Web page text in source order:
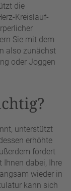
die
Kreislauf-
Sie mit dem
also zunächst
oder Joggen
unterstützt
erhöhte
fördert
Ihnen dabei, Ihre
wieder in
kann sich